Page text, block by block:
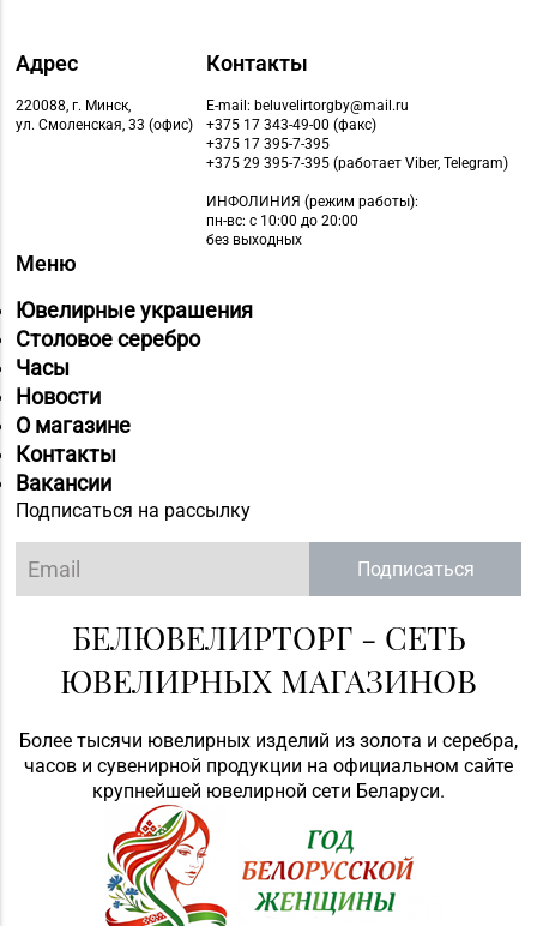
Адрес
220088, г. Минск,
ул. Смоленская, 33 (офис)
Контакты
E-mail: beluvelirtorgby@mail.ru
+375 17 343-49-00 (факс)
+375 17 395-7-395
+375 29 395-7-395 (работает Viber, Telegram)
ИНФОЛИНИЯ (режим работы):
пн-вс: с 10:00 до 20:00
без выходных
Меню
Ювелирные украшения
Столовое серебро
Часы
Новости
О магазине
Контакты
Вакансии
Подписаться на рассылку
Подписаться
БЕЛЮВЕЛИРТОРГ - СЕТЬ
ЮВЕЛИРНЫХ МАГАЗИНОВ
Более тысячи ювелирных изделий из золота и серебра,
часов и сувенирной продукции на официальном сайте
крупнейшей ювелирной сети Беларуси.